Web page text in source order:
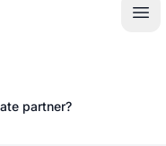
partner?